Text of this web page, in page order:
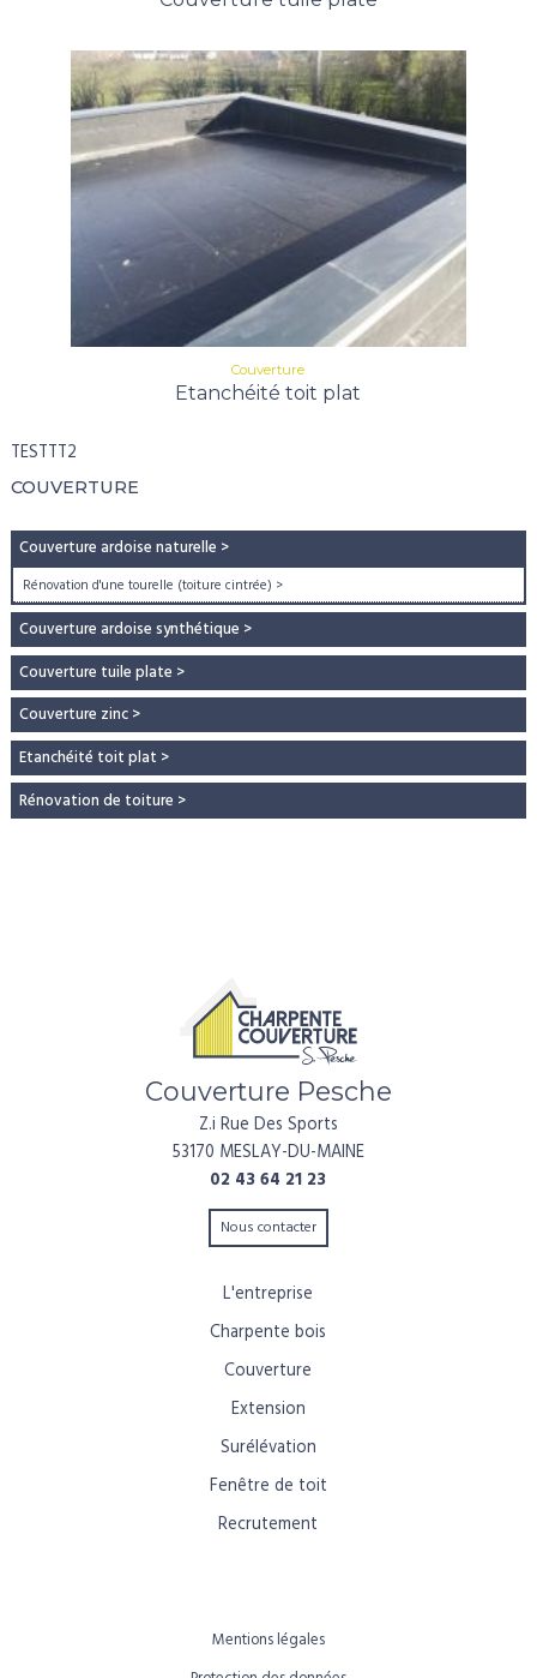
Couverture
Etanchéité toit plat
TESTTT2
COUVERTURE
Couverture ardoise naturelle >
Rénovation d'une tourelle (toiture cintrée) >
Couverture ardoise synthétique >
Couverture tuile plate >
Couverture zinc>
Etanchéité toit plat >
Rénovation de toiture >
Couverture Pesche
Z.i Rue Des Sports
53170 MESLAY-DU-MAINE
02 43 64 21 23
Nous contacter
L'entreprise
Charpente bois
Couverture
Extension
Surélévation
Fenêtre de toit
Recrutement
Mentions légales